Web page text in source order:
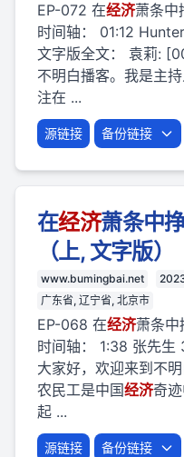
EP-072 在经济萧条中
时间轴： 01:12
文字版全文： 袁莉:
不明白播客。我是主
注在 ...
源链接 备份链接
在经济萧条中
（上, 文字版）
www.bumingbai.net
广东省, 辽宁省, 北京市
EP-068 在经济萧条中
时间轴： 1:38 张先生
大家好，欢迎来到不
农民工是中国经济奇
起 ...
源链接 备份链接